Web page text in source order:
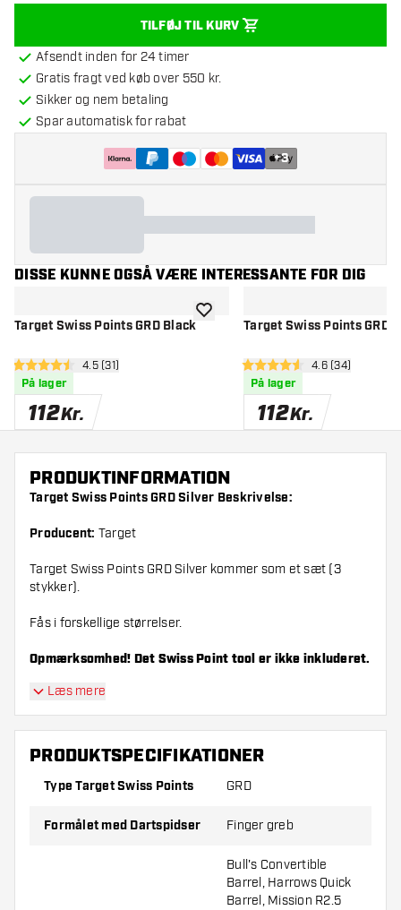
TILFØJ TIL KURV
Afsendt inden for 24 timer
Gratis fragt ved køb over 550 kr.
Sikker og nem betaling
Spar automatisk for rabat
+3
DISSE KUNNE OGSÅ VÆRE INTERESSANTE FOR DIG
Target Swiss Points GRD Black
åbn anmeldelsespanel
4.5 bedømmelsesstjerner
4.5 (31)
På lager
112Kr.
tilføje til ønskeliste
Target Swiss Points GRD
åbn
4.6 bedømmelsesstjerner
4.6 (34)
På lager
112Kr.
PRODUKTINFORMATION
Target Swiss Points GRD Silver Beskrivelse:
Producent: Target
Target Swiss Points GRD Silver kommer som et sæt (3
stykker).
Fås i forskellige størrelser.
Opmærksomhed! Det Swiss Point tool er ikke inkluderet.
Læs mere
PRODUKTSPECIFIKATIONER
Type Target Swiss Points GRD
Formålet med Dartspidser Finger greb
Bull's Convertible
Barrel, Harrows Quick
Barrel, Mission R2.5